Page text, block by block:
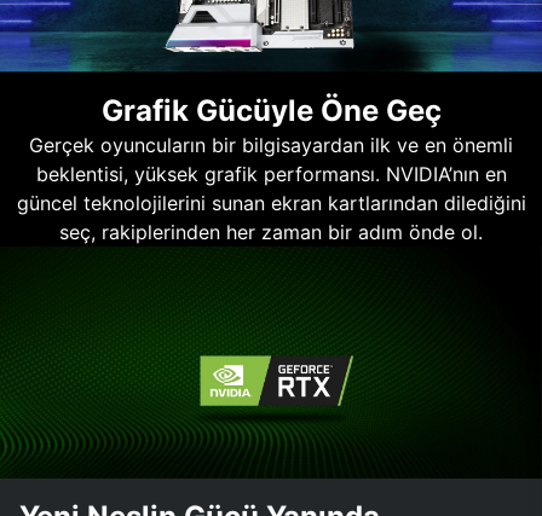
Grafik Gücüyle Öne Geç
Gerçek oyuncuların bir bilgisayardan ilk ve en önemli
beklentisi, yüksek grafik performansı. NVIDIA’nın en
güncel teknolojilerini sunan ekran kartlarından dilediğini
seç, rakiplerinden her zaman bir adım önde ol.